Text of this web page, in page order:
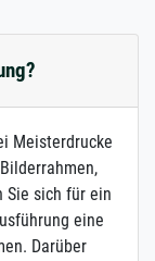
Meisterdrucke
Sie sich für ein
eine
Darüber